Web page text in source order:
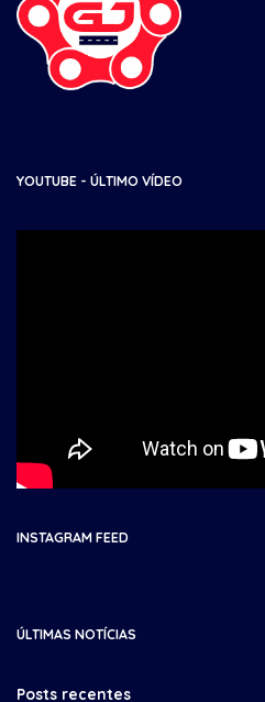
YOUTUBE - ÚLTIMO VÍDEO
INSTAGRAM FEED
ÚLTIMAS NOTÍCIAS
Posts recentes